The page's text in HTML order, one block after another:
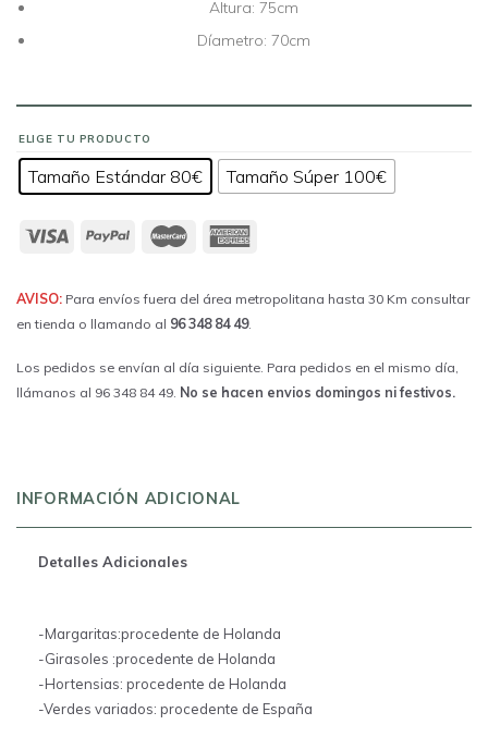
Altura: 75cm
Díametro: 70cm
ELIGE TU PRODUCTO
Tamaño Estándar 80€ Tamaño Súper 100€
AVISO: Para envíos fuera del área metropolitana hasta 30 Km consultar
en tienda o llamando al 96 348 84 49.
Los pedidos se envían al día siguiente. Para pedidos en el mismo día,
llámanos al 96 348 84 49. No se hacen envios domingos ni festivos.
INFORMACIÓN ADICIONAL
Detalles Adicionales
-Margaritas:procedente de Holanda
-Girasoles :procedente de Holanda
-Hortensias: procedente de Holanda
-Verdes variados: procedente de España